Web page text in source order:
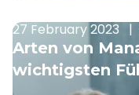
27 February 2023 |
Arten von
wichtigsten